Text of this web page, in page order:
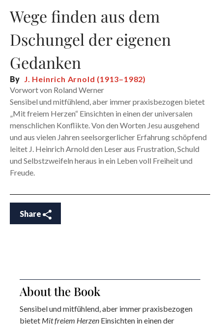
Wege finden aus dem
Dschungel der eigenen
Gedanken
By J. Heinrich Arnold (1913–1982)
Vorwort von Roland Werner
Sensibel und mitfühlend, aber immer praxisbezogen bietet
„Mit freiem Herzen“ Einsichten in einen der universalen
menschlichen Konflikte. Von den Worten Jesu ausgehend
und aus vielen Jahren seelsorgerlicher Erfahrung schöpfend
leitet J. Heinrich Arnold den Leser aus Frustration, Schuld
und Selbstzweifeln heraus in ein Leben voll Freiheit und
Freude.
Share
About the Book
Sensibel und mitfühlend, aber immer praxisbezogen
bietet Mit freiem Herzen Einsichten in einen der